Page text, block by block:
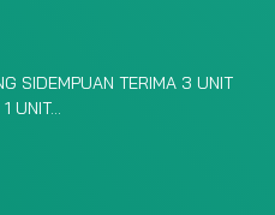
SIDEMPUAN TERIMA 3 UNIT
UNIT...